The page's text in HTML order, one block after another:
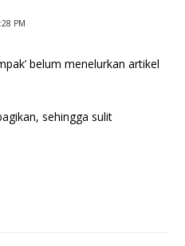
PM
belum menelurkan artikel
sehingga sulit